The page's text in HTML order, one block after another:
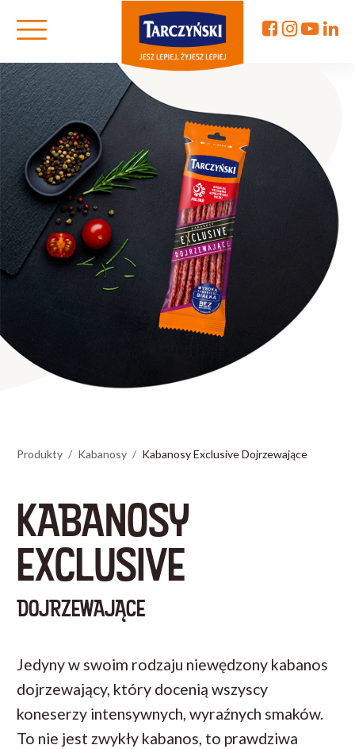
Produkty Kabanosy Kabanosy Exclusive Dojrzewające
KABANOSY
EXCLUSIVE
DOJRZEWAJĄCE
Jedyny w swoim rodzaju niewędzony kabanos
dojrzewający, który docenią wszyscy
koneserzy intensywnych, wyraźnych smaków.
To nie jest zwykły kabanos, to prawdziwa